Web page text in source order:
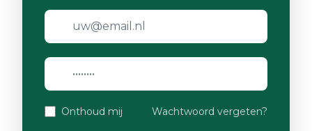
Onthoud mij Wachtwoord vergeten?